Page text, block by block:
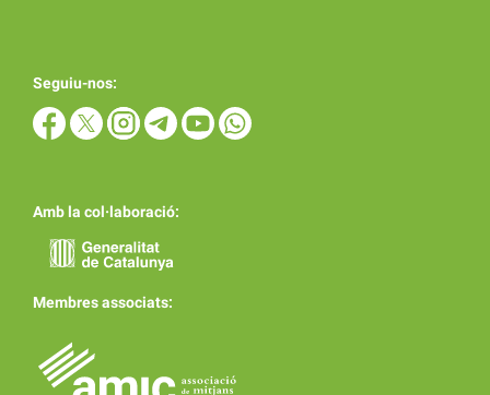
Seguiu-nos:
Amb la col·laboració:
Membres associats: